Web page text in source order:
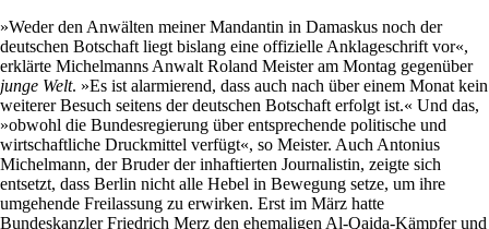
»Weder den Anwälten meiner Mandantin in Damaskus noch der
deutschen Botschaft liegt bislang eine offizielle Anklageschrift vor«,
erklärte Michelmanns Anwalt Roland Meister am Montag gegenüber
junge Welt. »Es ist alarmierend, dass auch nach über einem Monat kein
weiterer Besuch seitens der deutschen Botschaft erfolgt ist.« Und das,
»obwohl die Bundesregierung über entsprechende politische und
wirtschaftliche Druckmittel verfügt«, so Meister. Auch Antonius
Michelmann, der Bruder der inhaftierten Journalistin, zeigte sich
entsetzt, dass Berlin nicht alle Hebel in Bewegung setze, um ihre
umgehende Freilassung zu erwirken. Erst im März hatte
Bundeskanzler Friedrich Merz den ehemaligen Al-Qaida-Kämpfer und